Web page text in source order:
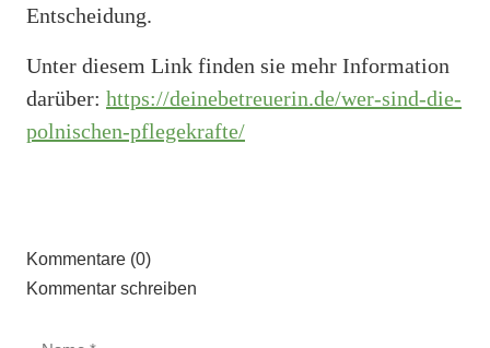
Entscheidung.
Unter diesem Link finden sie mehr Information
darüber: https://deinebetreuerin.de/wer-sind-die-
polnischen-pflegekrafte/
Kommentare (0)
Kommentar schreiben